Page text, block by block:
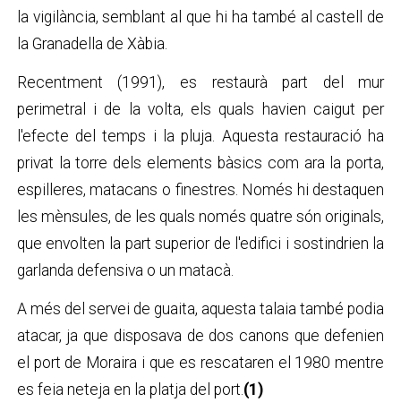
la vigilància, semblant al que hi ha també al castell de
la Granadella de Xàbia.
Recentment (1991), es restaurà part del mur
perimetral i de la volta, els quals havien caigut per
l'efecte del temps i la pluja. Aquesta restauració ha
privat la torre dels elements bàsics com ara la porta,
espilleres, matacans o finestres. Només hi destaquen
les mènsules, de les quals només quatre són originals,
que envolten la part superior de l'edifici i sostindrien la
garlanda defensiva o un matacà.
A més del servei de guaita, aquesta talaia també podia
atacar, ja que disposava de dos canons que defenien
el port de Moraira i que es rescataren el 1980 mentre
es feia neteja en la platja del port. (1)